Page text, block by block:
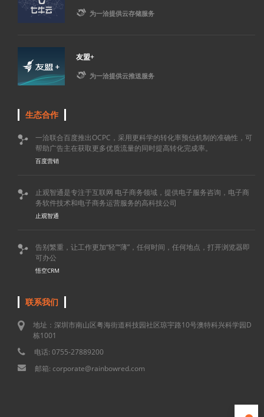
 为一洽提供云存储服务
友盟+
 为一洽提供云推送服务
生态合作

一洽联合百度推出OCPC，采用更科学的转化率预估机制的准确性，可
帮助广告主在获取更多优质流量的同时提高转化完成率。
百度营销

止观智通是专注于互联网 电子商务领域，提供电子服务咨询，电子商
务软件技术和电子商务运营服务的高科技公司
止观智通

告别繁重，让工作更加“轻”“薄”，任何时间，任何地点，打开浏览器即
可办公
悟空CRM
联系我们
地址：深圳市南山区粤海街道科技园社区琼宇路10号澳特科兴科学园D
栋1001
电话: 0755-27889200
邮箱: corporate@rainbowred.com